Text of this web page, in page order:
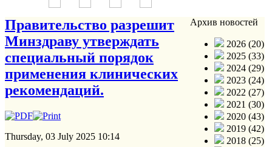
Правительство разрешит
Минздраву утверждать
специальный порядок
применения клинических
рекомендаций.
Thursday, 03 July 2025 10:14
Архив новостей
2026 (20)
2025 (33)
2024 (29)
2023 (24)
2022 (27)
2021 (30)
2020 (43)
2019 (42)
2018 (25)